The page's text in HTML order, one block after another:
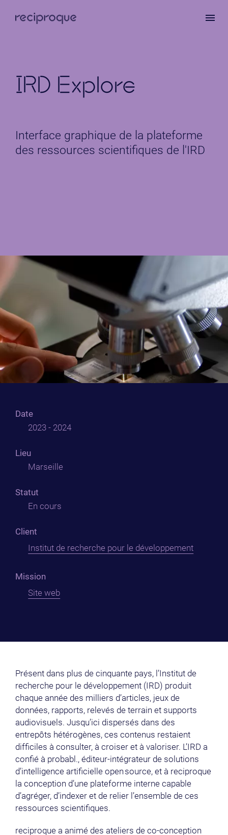
contenu
IRD Explore
Interface graphique de la plateforme
des ressources scientifiques de l'IRD
Date
2023 - 2024
Lieu
Marseille
Statut
En cours
Client
Institut de recherche pour le développement
Mission
Site web
Présent dans plus de cinquante pays, l’Institut de
recherche pour le développement (IRD) produit
chaque année des milliers d’articles, jeux de
données, rapports, relevés de terrain et supports
audiovisuels. Jusqu’ici dispersés dans des
entrepôts hétérogènes, ces contenus restaient
difficiles à consulter, à croiser et à valoriser. L’IRD a
confié à probabl., éditeur‑intégrateur de solutions
d’intelligence artificielle open source, et à reciproque
la conception d’une plateforme interne capable
d’agréger, d’indexer et de relier l’ensemble de ces
ressources scientifiques.
reciproque a animé des ateliers de co‑conception